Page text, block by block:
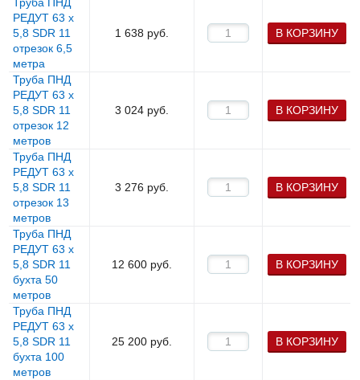
Труба ПНД
РЕДУТ 63 х
5,8 SDR 11
отрезок 6,5
метра
1 638 руб. В КОРЗИНУ
Труба ПНД
РЕДУТ 63 х
5,8 SDR 11
отрезок 12
метров
3 024 руб. В КОРЗИНУ
Труба ПНД
РЕДУТ 63 х
5,8 SDR 11
отрезок 13
метров
3 276 руб. В КОРЗИНУ
Труба ПНД
РЕДУТ 63 х
5,8 SDR 11
бухта 50
метров
12 600 руб. В КОРЗИНУ
Труба ПНД
РЕДУТ 63 х
5,8 SDR 11
бухта 100
метров
25 200 руб. В КОРЗИНУ